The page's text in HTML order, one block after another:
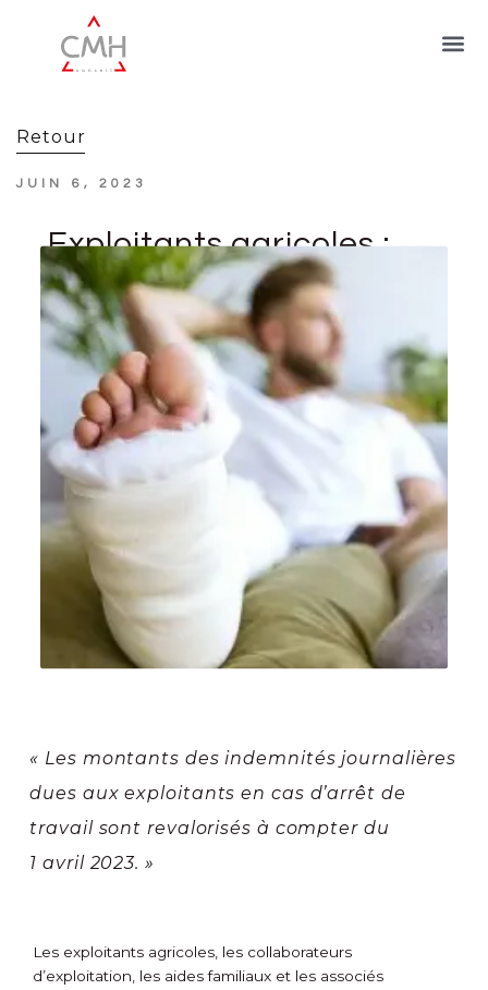
Retour
JUIN 6, 2023
Exploitants agricoles :
revalorisation des
indemnités journalières
« Les montants des indemnités journalières
dues aux exploitants en cas d’arrêt de
travail sont revalorisés à compter du
1 avril 2023. »
Les exploitants agricoles, les collaborateurs
d’exploitation, les aides familiaux et les associés